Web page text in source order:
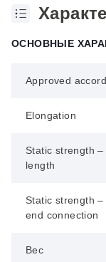
ОСНОВНЫЕ
Approved
Elongation
Static strength –
length
Static strength –
end connection
Вес